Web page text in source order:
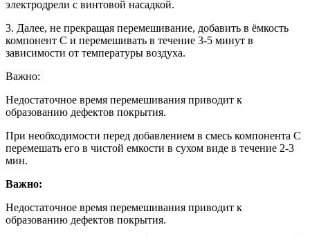
электродрели с винтовой насадкой.
3. Далее, не прекращая перемешивание, добавить в ёмкость
компонент С и перемешивать в течение 3-5 минут в
зависимости от температуры воздуха.
Важно:
Недостаточное время перемешивания приводит к
образованию дефектов покрытия.
При необходимости перед добавлением в смесь компонента С
перемешать его в чистой емкости в сухом виде в течение 2-3
мин.
Важно:
Недостаточное время перемешивания приводит к
образованию дефектов покрытия.